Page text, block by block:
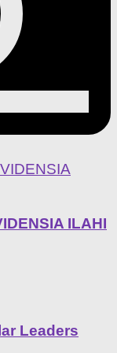
ILAHI
Leaders